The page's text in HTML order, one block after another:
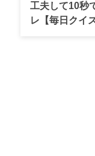
工夫して10秒
レ【毎日クイズ